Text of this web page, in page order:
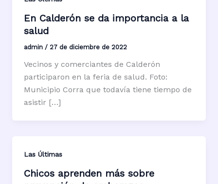
En Calderón se da importancia a la
salud
admin / 27 de diciembre de 2022
Vecinos y comerciantes de Calderón
participaron en la feria de salud. Foto:
Municipio Corra que todavía tiene tiempo de
asistir […]
Las Últimas
Chicos aprenden más sobre